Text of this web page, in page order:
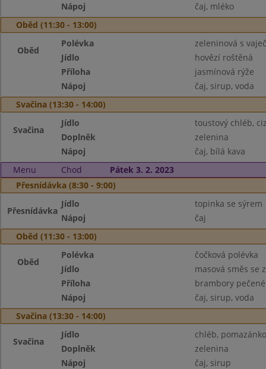
Nápoj
čaj, mléko
Oběd (11:30 - 13:00)
Oběd
Polévka
zeleninová s
Jídlo
hovězí roštěná
Příloha
jasmínová rýže
Nápoj
čaj, sirup, voda
Svačina (13:30 - 14:00)
Svačina
Jídlo
toustový chléb,
Doplněk
zelenina
Nápoj
čaj, bílá kava
Menu
Chod
Pátek 3. 2. 2023
Přesnídávka (8:30 - 9:00)
Přesnídávka
Jídlo
topinka se sýrem
Nápoj
čaj
Oběd (11:30 - 13:00)
Oběd
Polévka
čočková polévka
Jídlo
masová směs se
Příloha
brambory pečené
Nápoj
čaj, sirup, voda
Svačina (13:30 - 14:00)
Svačina
Jídlo
chléb,
Doplněk
zelenina
Nápoj
čaj, sirup